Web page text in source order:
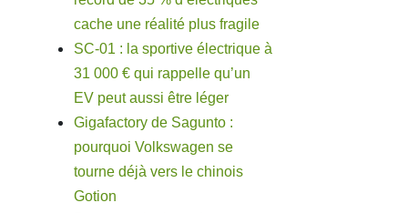
cache une réalité plus fragile
SC-01 : la sportive électrique à
31 000 € qui rappelle qu’un
EV peut aussi être léger
Gigafactory de Sagunto :
pourquoi Volkswagen se
tourne déjà vers le chinois
Gotion